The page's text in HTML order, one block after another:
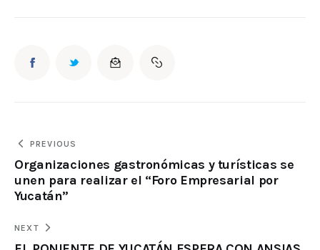
PREVIOUS
Organizaciones gastronómicas y turísticas se
unen para realizar el “Foro Empresarial por
Yucatán”
NEXT